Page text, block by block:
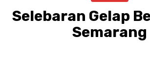
Selebaran Gelap
Semarang